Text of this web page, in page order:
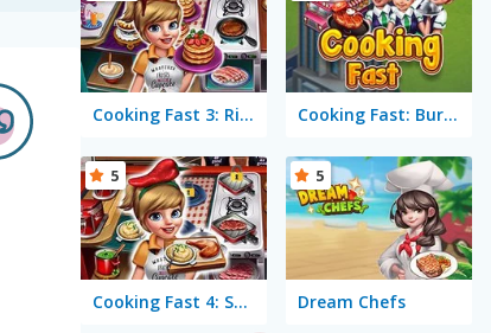
Cooking Fast 3: Ribs & Pancakes Cooking Fast: Burger & Hotdog
Cooking Fast 4: Steak
5
Dream Chefs
5